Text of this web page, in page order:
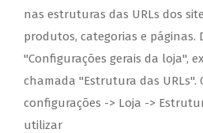
nas estruturas das URLs dos
produtos, categorias e páginas.
"Configurações gerais da loja",
chamada "Estrutura das URLs".
configurações -> Loja ->
utilizar